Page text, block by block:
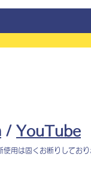
/ YouTube
用は固くお断りしており